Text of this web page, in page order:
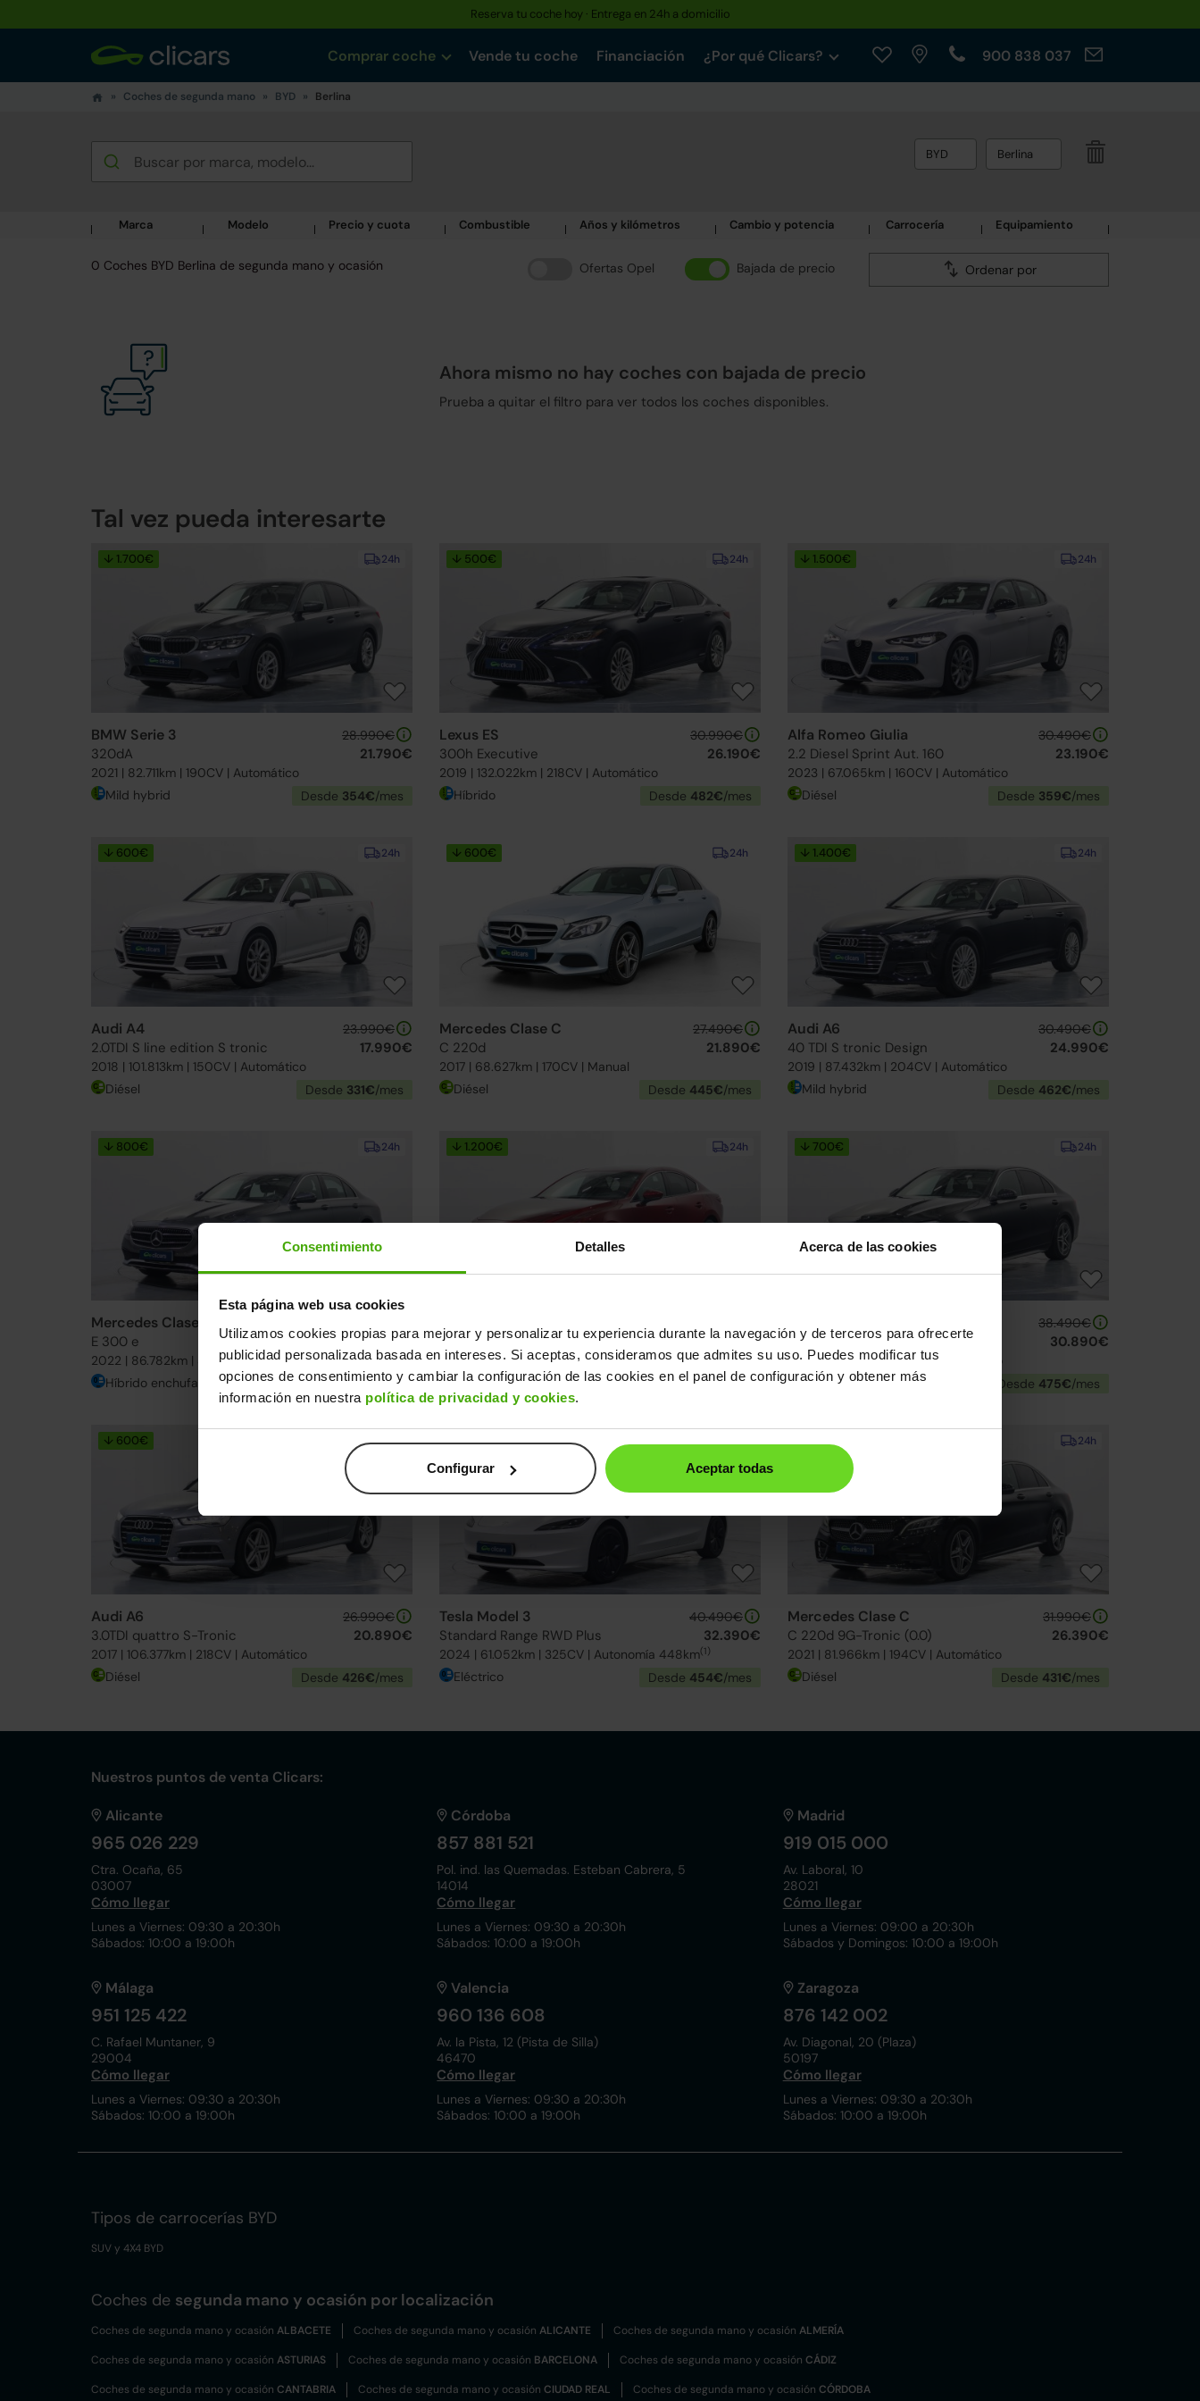
Consentimiento Detalles Acerca de las cookies
Esta página web usa cookies
Utilizamos cookies propias para mejorar y personalizar tu experiencia durante la navegación y de terceros para ofrecerte
publicidad personalizada basada en intereses. Si aceptas, consideramos que admites su uso. Puedes modificar tus
opciones de consentimiento y cambiar la configuración de las cookies en el panel de configuración y obtener más
información en nuestra política de privacidad y cookies.
Configurar Aceptar todas
Reserva tu coche hoy · Entrega en 24h a domicilio
Comprar coche Vende tu coche Financiación ¿Por qué Clicars? 900 838 037
Coches de segunda mano BYD Berlina
BYD Berlina
Marca Modelo Precio y cuota Combustible Años y kilómetros Cambio y potencia Carrocería Equipamiento
Ofertas Opel Bajada de precio Ordenar por
0 Coches BYD Berlina de segunda mano y ocasión
Ahora mismo no hay coches con bajada de precio
Prueba a quitar el filtro para ver todos los coches disponibles.
Tal vez pueda interesarte
24h
↓ 1.700€
BMW Serie 3
320dA
2021 | 82.711km | 190CV | Automático
28.990€
21.790€
Mild hybrid Desde 354€/mes
24h
↓ 500€
Lexus ES
300h Executive
2019 | 132.022km | 218CV | Automático
30.990€
26.190€
Híbrido Desde 482€/mes
24h
↓ 1.500€
Alfa Romeo Giulia
2.2 Diesel Sprint Aut. 160
2023 | 67.065km | 160CV | Automático
30.490€
23.190€
Diésel Desde 359€/mes
24h
↓ 600€
Audi A4
2.0TDI S line edition S tronic
2018 | 101.813km | 150CV | Automático
23.990€
17.990€
Diésel Desde 331€/mes
24h
↓ 600€
Mercedes Clase C
C 220d
2017 | 68.627km | 170CV | Manual
27.490€
21.890€
Diésel Desde 445€/mes
24h
↓ 1.400€
Audi A6
40 TDI S tronic Design
2019 | 87.432km | 204CV | Automático
30.490€
24.990€
Mild hybrid Desde 462€/mes
24h
↓ 800€
Mercedes Clase E
E 300 e
2022 | 86.782km | 320CV | Automático
32.290€
Híbrido enchufable Desde496€/mes
24h
↓ 1.200€
Sedán 2.0 e-Skyactiv-G Evolution Aut.
2020 | 137.084km | 122CV | Automático
16.190€
Mild hybrid Desde271€/mes
24h
↓ 700€
C 200 9G-Tronic
2022 | 51.174km | 204CV | Automático
38.490€
30.890€
Mild hybrid Desde 475€/mes
24h
↓ 600€
Audi A6
3.0TDI quattro S-Tronic
2017 | 106.377km | 218CV | Automático
26.990€
20.890€
Diésel Desde 426€/mes
↓ 1.500€
Tesla Model 3
Standard Range RWD Plus
2024 | 61.052km | 325CV | Autonomía 448km(1)
40.490€
32.390€
Eléctrico Desde 454€/mes
24h
Mercedes Clase C
C 220d 9G-Tronic (0.0)
2021 | 81.966km | 194CV | Automático
31.990€
26.390€
Diésel Desde 431€/mes
Nuestros puntos de venta Clicars:
Alicante
965 026 229
Ctra. Ocaña, 65
03007
Cómo llegar
Lunes a Viernes: 09:30 a 20:30h
Sábados: 10:00 a 19:00h
Córdoba
857 881 521
Pol. ind. las Quemadas. Esteban Cabrera, 5
14014
Cómo llegar
Lunes a Viernes: 09:30 a 20:30h
Sábados: 10:00 a 19:00h
Madrid
919 015 000
Av. Laboral, 10
28021
Cómo llegar
Lunes a Viernes: 09:00 a 20:30h
Sábados y Domingos: 10:00 a 19:00h
Málaga
951 125 422
C. Rafael Muntaner, 9
29004
Cómo llegar
Lunes a Viernes: 09:30 a 20:30h
Sábados: 10:00 a 19:00h
Valencia
960 136 608
Av. la Pista, 12 (Pista de Silla)
46470
Cómo llegar
Lunes a Viernes: 09:30 a 20:30h
Sábados: 10:00 a 19:00h
Zaragoza
876 142 002
Av. Diagonal, 20 (Plaza)
50197
Cómo llegar
Lunes a Viernes: 09:30 a 20:30h
Sábados: 10:00 a 19:00h
Tipos de carrocerías BYD
SUV y 4X4 BYD
Coches de segunda mano y ocasión por localización
Coches de segunda mano y ocasión ALBACETE Coches de segunda mano y ocasión ALICANTE Coches de segunda mano y ocasión ALMERÍA
Coches de segunda mano y ocasión ASTURIAS Coches de segunda mano y ocasión BARCELONA Coches de segunda mano y ocasión CÁDIZ
Coches de segunda mano y ocasión CANTABRIA Coches de segunda mano y ocasión CIUDAD REAL Coches de segunda mano y ocasión CÓRDOBA